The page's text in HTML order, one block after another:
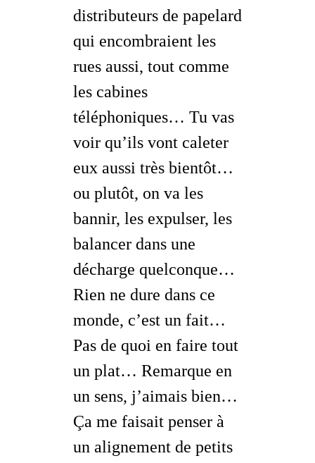
distributeurs de papelard
qui encombraient les
rues aussi, tout comme
les cabines
téléphoniques… Tu vas
voir qu’ils vont caleter
eux aussi très bientôt…
ou plutôt, on va les
bannir, les expulser, les
balancer dans une
décharge quelconque…
Rien ne dure dans ce
monde, c’est un fait…
Pas de quoi en faire tout
un plat… Remarque en
un sens, j’aimais bien…
Ça me faisait penser à
un alignement de petits